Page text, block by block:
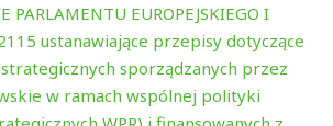
PARLAMENTU EUROPEJSKIEGO I
ustanawiające przepisy dotyczące
sporządzanych przez
w ramach wspólnej polityki